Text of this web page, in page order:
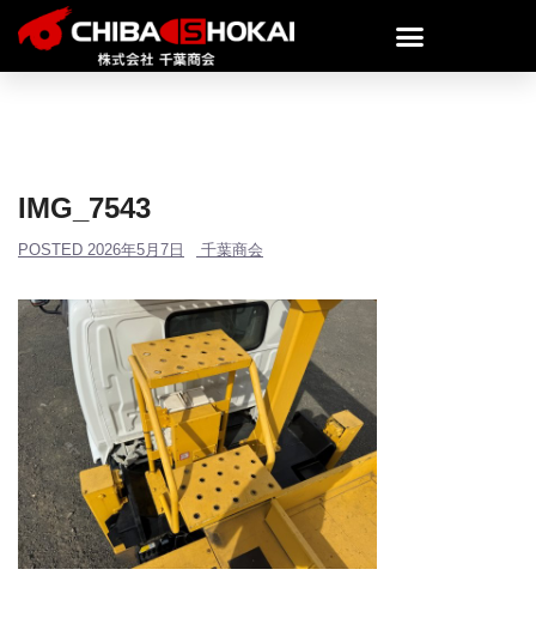
IMG_7543
POSTED 2026年5月7日 千葉商会